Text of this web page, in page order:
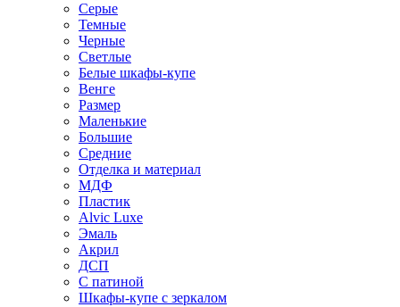
Серые
Темные
Черные
Светлые
Белые шкафы-купе
Венге
Размер
Маленькие
Большие
Средние
Отделка и материал
МДФ
Пластик
Alvic Luxe
Эмаль
Акрил
ДСП
С патиной
Шкафы-купе с зеркалом